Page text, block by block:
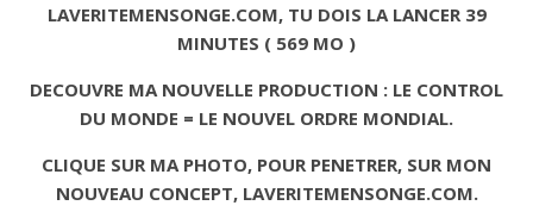
LAVERITEMENSONGE.COM, TU DOIS LA LANCER 39
MINUTES ( 569 MO )
DECOUVRE MA NOUVELLE PRODUCTION : LE CONTROL
DU MONDE = LE NOUVEL ORDRE MONDIAL.
CLIQUE SUR MA PHOTO, POUR PENETRER, SUR MON
NOUVEAU CONCEPT, LAVERITEMENSONGE.COM.